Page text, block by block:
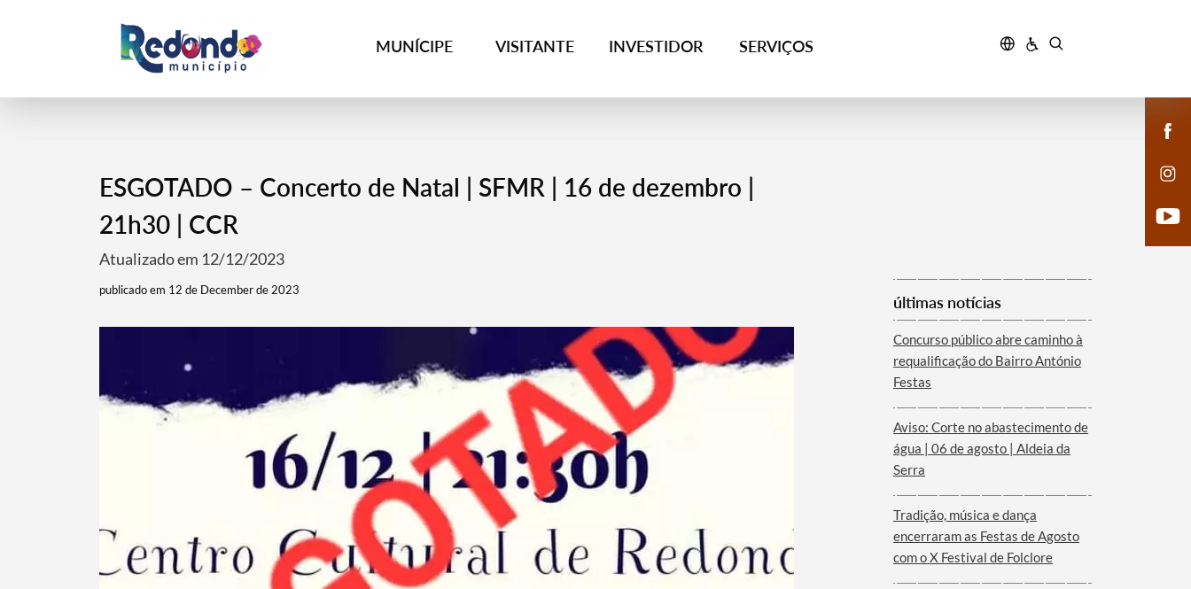
MUNÍCIPE VISITANTE INVESTIDOR SERVIÇOS
ESGOTADO – Concerto de Natal | SFMR | 16 de dezembro |
21h30 | CCR
Atualizado em 12/12/2023
publicado em 12 de December de 2023
últimas notícias
Concurso público abre caminho à
requalificação do Bairro António
Festas
Aviso: Corte no abastecimento de
água | 06 de agosto | Aldeia da
Serra
Tradição, música e dança
encerraram as Festas de Agosto
com o X Festival de Folclore